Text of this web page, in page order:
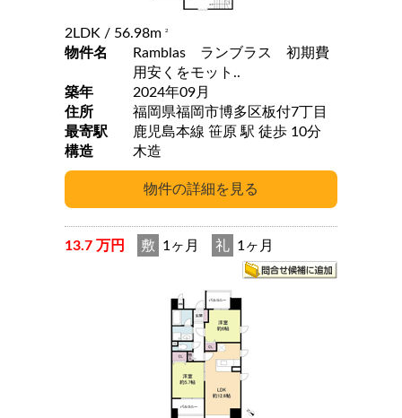
2LDK / 56.98m 2
物件名
Ramblas ランブラス 初期費
用安くをモット..
築年
2024年09月
住所
福岡県福岡市博多区板付7丁目
最寄駅
鹿児島本線 笹原 駅 徒歩 10分
構造
木造
13.7 万円 敷 1ヶ月 礼 1ヶ月